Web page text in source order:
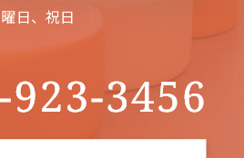
日、祝日